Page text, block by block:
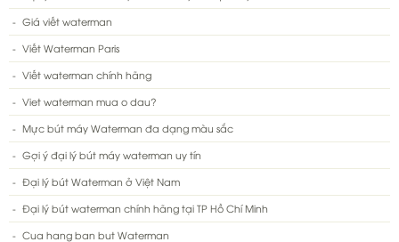
Giá viết waterman
Viết Waterman Paris
Viết waterman chính hãng
Viet waterman mua o dau?
Mực bút máy Waterman đa dạng màu sắc
Gợi ý đại lý bút máy waterman uy tín
Đại lý bút Waterman ở Việt Nam
Đại lý bút waterman chính hãng tại TP Hồ Chí Minh
Cua hang ban but Waterman